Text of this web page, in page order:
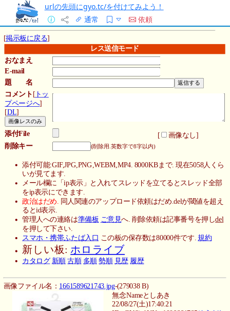
urlの先頭にgyo.tc/を付けてみよう！
通常
依頼